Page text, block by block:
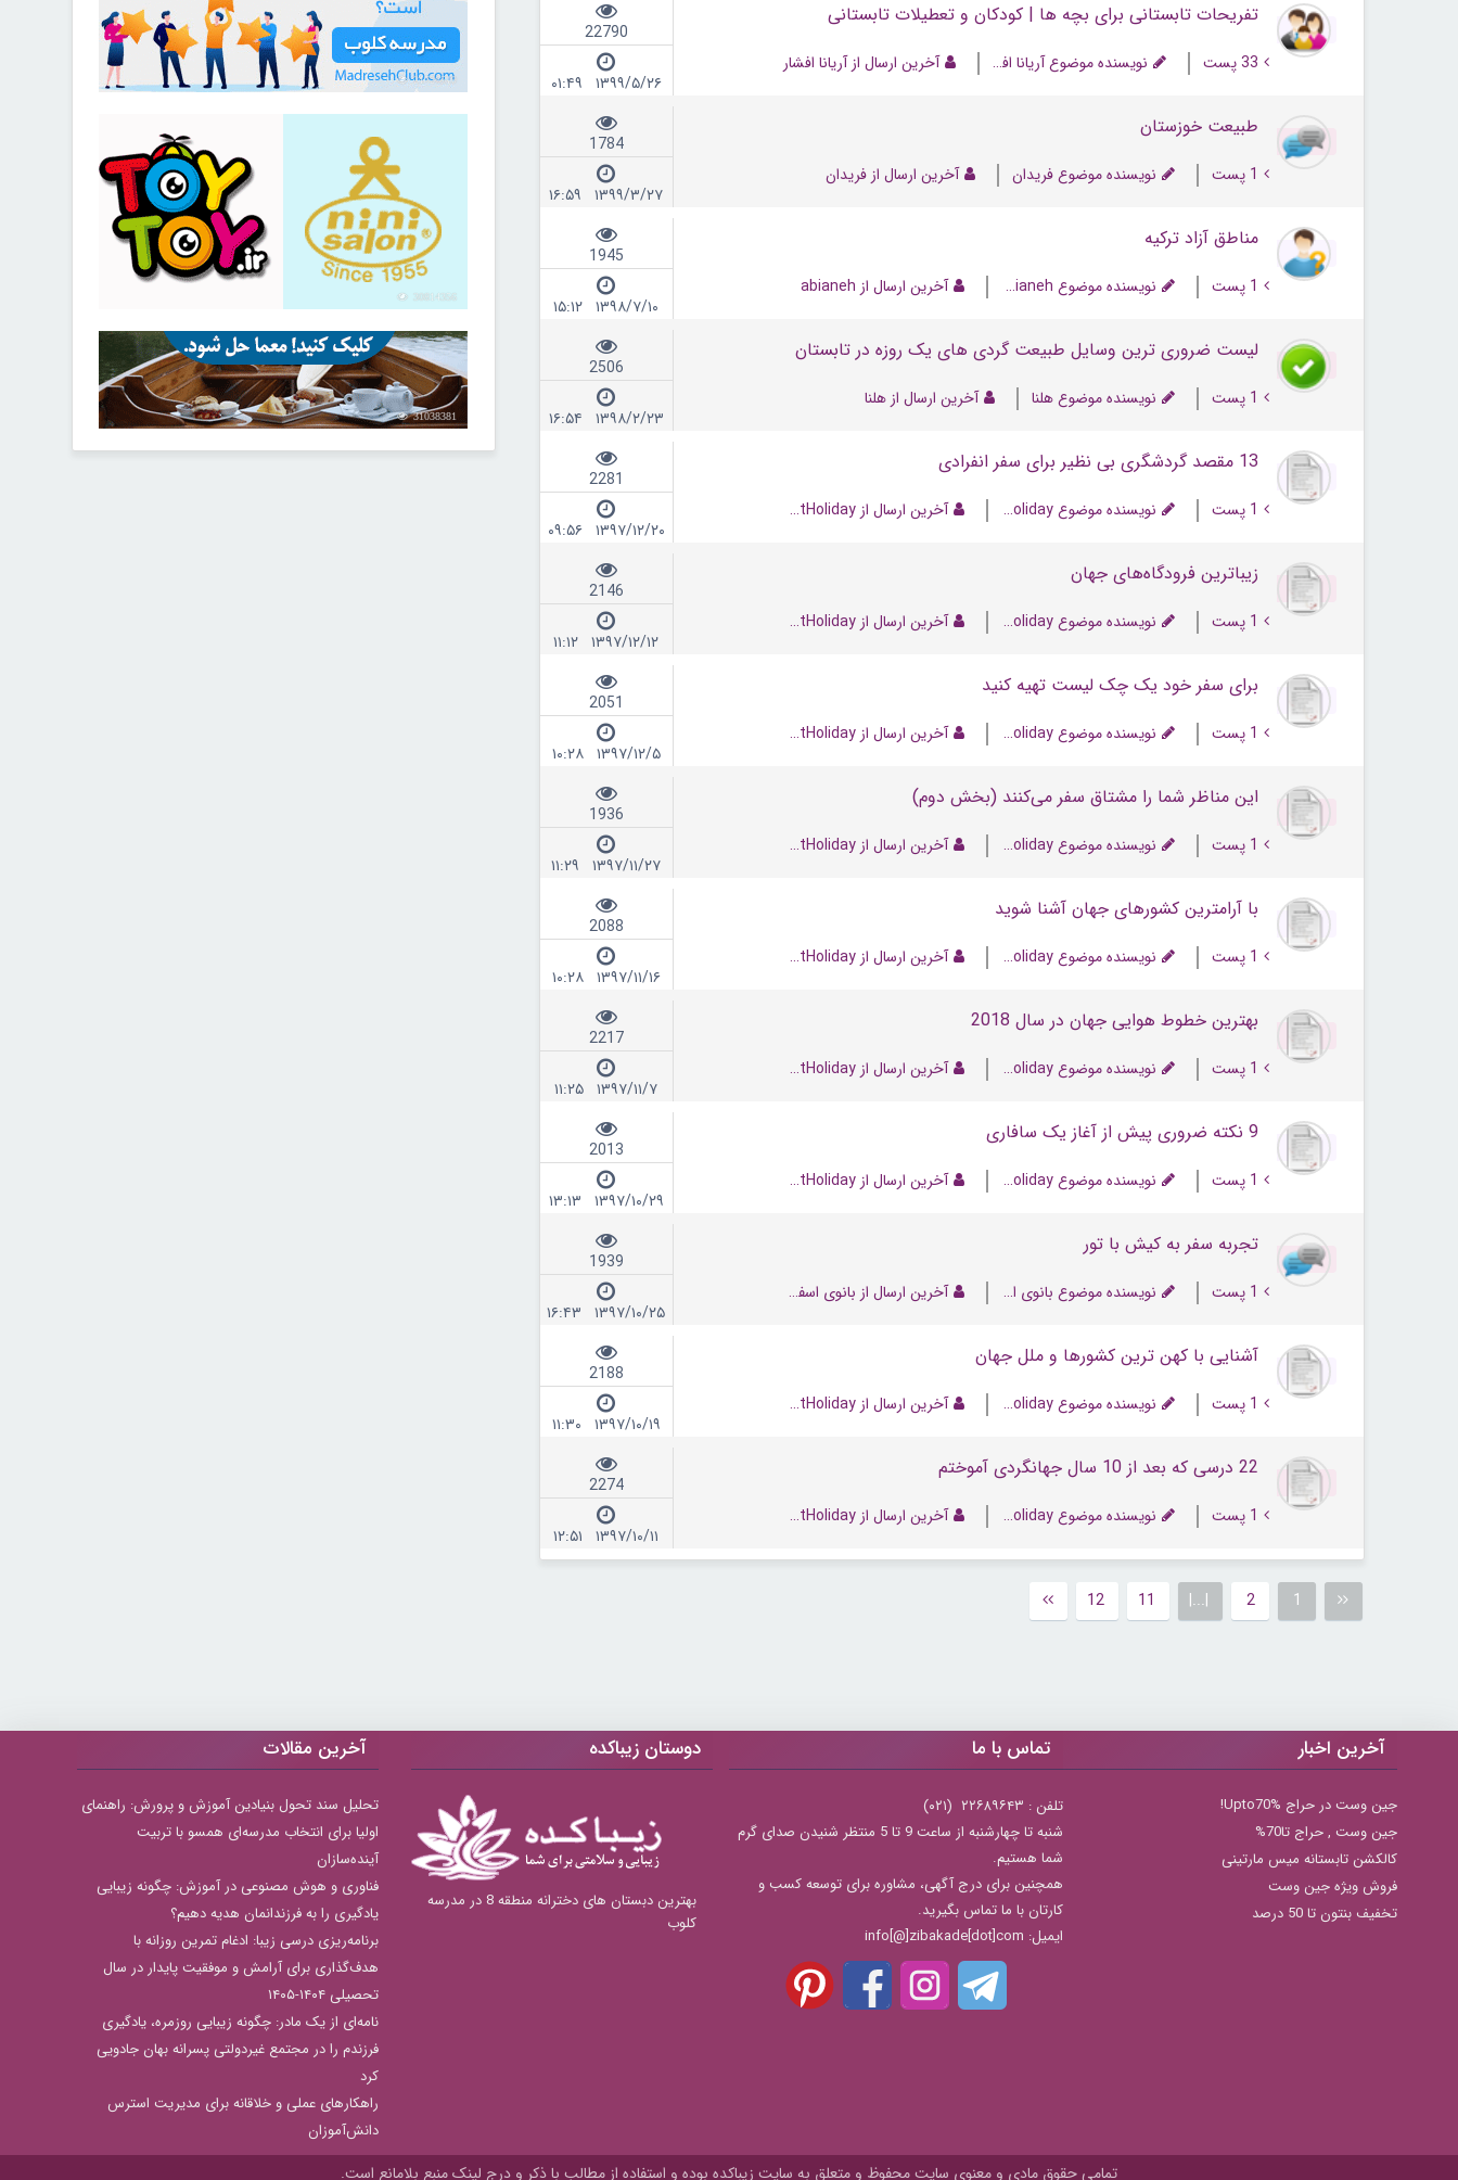
تفریحات تابستانی برای بچه ها | کودکان و تعطیلات تابستانی
33 پست نویسنده موضوع آریانا افشار آخرین ارسال از آریانا افشار
22790
۱۳۹۹/۵/۲۶ ۰۱:۴۹
طبیعت خوزستان
1 پست نویسنده موضوع فریدان آخرین ارسال از فریدان
1784
۱۳۹۹/۳/۲۷ ۱۶:۵۹
مناطق آزاد ترکیه
1 پست نویسنده موضوع abianeh آخرین ارسال از abianeh
1945
۱۳۹۸/۷/۱۰ ۱۵:۱۲
لیست ضروری ترین وسایل طبیعت گردی های یک روزه در تابستان
1 پست نویسنده موضوع هلنا آخرین ارسال از هلنا
2506
۱۳۹۸/۲/۲۳ ۱۶:۵۴
13 مقصد گردشگری بی نظیر برای سفر انفرادی
1 پست نویسنده موضوع NextHoliday آخرین ارسال از NextHoliday
2281
۱۳۹۷/۱۲/۲۰ ۰۹:۵۶
زیباترین فرودگاه‌های جهان
1 پست نویسنده موضوع NextHoliday آخرین ارسال از NextHoliday
2146
۱۳۹۷/۱۲/۱۲ ۱۱:۱۲
برای سفر خود یک چک لیست تهیه کنید
1 پست نویسنده موضوع NextHoliday آخرین ارسال از NextHoliday
2051
۱۳۹۷/۱۲/۵ ۱۰:۲۸
این مناظر شما را مشتاق سفر می‌کنند (بخش دوم)
1 پست نویسنده موضوع NextHoliday آخرین ارسال از NextHoliday
1936
۱۳۹۷/۱۱/۲۷ ۱۱:۲۹
با آرامترین کشورهای جهان آشنا شوید
1 پست نویسنده موضوع NextHoliday آخرین ارسال از NextHoliday
2088
۱۳۹۷/۱۱/۱۶ ۱۰:۲۸
بهترین خطوط هوایی جهان در سال 2018
1 پست نویسنده موضوع NextHoliday آخرین ارسال از NextHoliday
2217
۱۳۹۷/۱۱/۷ ۱۱:۲۵
9 نکته ضروری پیش از آغاز یک سافاری
1 پست نویسنده موضوع NextHoliday آخرین ارسال از NextHoliday
2013
۱۳۹۷/۱۰/۲۹ ۱۳:۱۳
تجربه سفر به کیش با تور
1 پست نویسنده موضوع بانوی اسفند آخرین ارسال از بانوی اسفند
1939
۱۳۹۷/۱۰/۲۵ ۱۶:۴۳
آشنایی با کهن ترین کشورها و ملل جهان
1 پست نویسنده موضوع NextHoliday آخرین ارسال از NextHoliday
2188
۱۳۹۷/۱۰/۱۹ ۱۱:۳۰
22 درسی که بعد از 10 سال جهانگردی آموختم
1 پست نویسنده موضوع NextHoliday آخرین ارسال از NextHoliday
2274
۱۳۹۷/۱۰/۱۱ ۱۲:۵۱
1
2
|...|
11
12
21726519
30814356
31038381
آخرین اخبار
جین وست در حراج Upto70%!
جين وست , حراج تا70%
کالکشن تابستانه میس مارتینی
فروش ویژه جین وست
تخفیف بنتون تا 50 درصد
آخرین مقالات
تحلیل سند تحول بنیادین آموزش و پرورش: راهنمای
اولیا برای انتخاب مدرسه‌ای همسو با تربیت
آینده‌سازان
فناوری و هوش مصنوعی در آموزش: چگونه زیبایی
یادگیری را به فرزندانمان هدیه دهیم؟
برنامه‌ریزی درسی زیبا: ادغام تمرین روزانه با
هدف‌گذاری برای آرامش و موفقیت پایدار در سال
تحصیلی ۱۴۰۴-۱۴۰۵
نامه‌ای از یک مادر: چگونه زیبایی روزمره، یادگیری
فرزندم را در مجتمع غیردولتی پسرانه بهان جادویی
کرد
راهکارهای عملی و خلاقانه برای مدیریت استرس
دانش‌آموزان
تماس با ما
تلفن : ۲۲۶۸۹۶۴۳ (۰۲۱)
شنبه تا چهارشنبه از ساعت 9 تا 5 منتظر شنیدن صدای گرم
شما هستیم.
همچنین برای درج آگهی، مشاوره برای توسعه کسب و
کارتان با ما تماس بگیرید.
ایمیل: info[@]zibakade[dot]com
دوستان زیباکده
بهترین دبستان های دخترانه منطقه 8 در مدرسه
کلوب
تمامی حقوق مادی و معنوی سایت محفوظ و متعلق به سايت زیباکده بوده و استفاده از مطالب با ذکر و درج لینک منبع بلامانع است.